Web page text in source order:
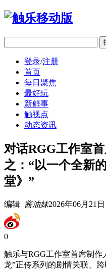
移动版
登录/注册
首页
每日聚焦
最好玩
新鲜事
触视点
动态资讯
对话RGG工作室
之：“以一个全新
堂》”
编辑 酱油妹2026年06月21
0
触乐与RGG工作室首席制作
龙”正传系列的剧情关联、